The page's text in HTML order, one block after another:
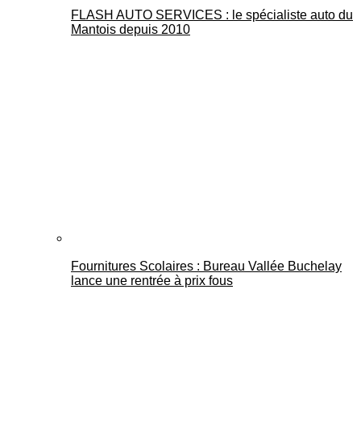
FLASH AUTO SERVICES : le spécialiste auto du
Mantois depuis 2010
Fournitures Scolaires : Bureau Vallée Buchelay
lance une rentrée à prix fous